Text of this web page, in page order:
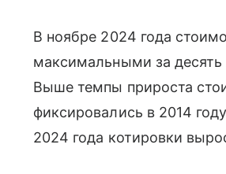
В ноябре 2024 года
максимальными за
Выше темпы прироста
фиксировались в 2014
2024 года котировки